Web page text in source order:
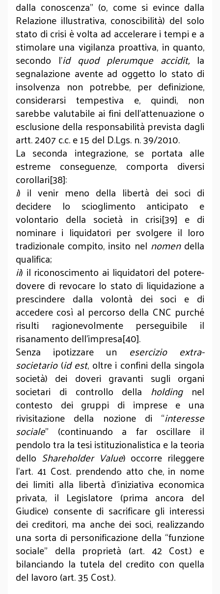
dalla conoscenza” (o, come si evince dalla
Relazione illustrativa, conoscibilità) del solo
stato di crisi è volta ad accelerare i tempi e a
stimolare una vigilanza proattiva, in quanto,
secondo l’id quod plerumque accidit, la
segnalazione avente ad oggetto lo stato di
insolvenza non potrebbe, per definizione,
considerarsi tempestiva e, quindi, non
sarebbe valutabile ai fini dell’attenuazione o
esclusione della responsabilità prevista dagli
artt. 2407 c.c. e 15 del D.Lgs. n. 39/2010.
La seconda integrazione, se portata alle
estreme conseguenze, comporta diversi
corollari[38]:
i) il venir meno della libertà dei soci di
decidere lo scioglimento anticipato e
volontario della società in crisi[39] e di
nominare i liquidatori per svolgere il loro
tradizionale compito, insito nel nomendella
qualifica;
ii) il riconoscimento ai liquidatori del potere-
dovere di revocare lo stato di liquidazione a
prescindere dalla volontà dei soci e di
accedere così al percorso della CNC purché
risulti ragionevolmente perseguibile il
risanamento dell’impresa[40].
Senza ipotizzare un esercizio extra-
societario(id est, oltre i confini della singola
società) dei doveri gravanti sugli organi
societari di controllo della holdingnel
contesto dei gruppi di imprese e una
rivisitazione della nozione di “interesse
sociale” (continuando a far oscillare il
pendolo tra la tesi istituzionalistica e la teoria
dello Shareholder Value) occorre rileggere
l’art. 41 Cost. prendendo atto che, in nome
dei limiti alla libertà d’iniziativa economica
privata, il Legislatore (prima ancora del
Giudice) consente di sacrificare gli interessi
dei creditori, ma anche dei soci, realizzando
una sorta di personificazione della “funzione
sociale” della proprietà (art. 42 Cost.) e
bilanciando la tutela del credito con quella
del lavoro (art. 35 Cost.).